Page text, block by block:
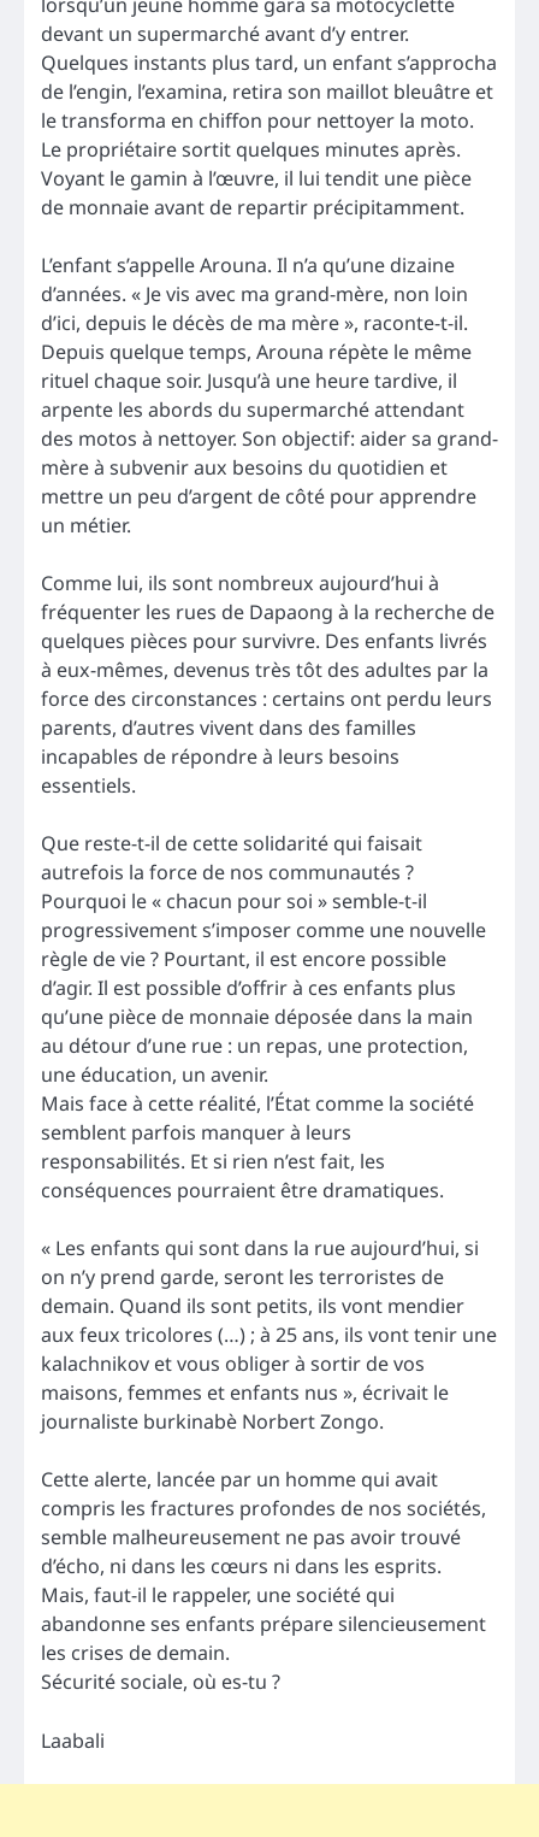
devant un supermarché avant d’y entrer.
Quelques instants plus tard, un enfant s’approcha
de l’engin, l’examina, retira son maillot bleuâtre et
le transforma en chiffon pour nettoyer la moto.
Le propriétaire sortit quelques minutes après.
Voyant le gamin à l’œuvre, il lui tendit une pièce
de monnaie avant de repartir précipitamment.
L’enfant s’appelle Arouna. Il n’a qu’une dizaine
d’années. « Je vis avec ma grand-mère, non loin
d’ici, depuis le décès de ma mère », raconte-t-il.
Depuis quelque temps, Arouna répète le même
rituel chaque soir. Jusqu’à une heure tardive, il
arpente les abords du supermarché attendant
des motos à nettoyer. Son objectif: aider sa grand-
mère à subvenir aux besoins du quotidien et
mettre un peu d’argent de côté pour apprendre
un métier.
Comme lui, ils sont nombreux aujourd’hui à
fréquenter les rues de Dapaong à la recherche de
quelques pièces pour survivre. Des enfants livrés
à eux-mêmes, devenus très tôt des adultes par la
force des circonstances : certains ont perdu leurs
parents, d’autres vivent dans des familles
incapables de répondre à leurs besoins
essentiels.
Que reste-t-il de cette solidarité qui faisait
autrefois la force de nos communautés ?
Pourquoi le « chacun pour soi » semble-t-il
progressivement s’imposer comme une nouvelle
règle de vie ? Pourtant, il est encore possible
d’agir. Il est possible d’offrir à ces enfants plus
qu’une pièce de monnaie déposée dans la main
au détour d’une rue : un repas, une protection,
une éducation, un avenir.
Mais face à cette réalité, l’État comme la société
semblent parfois manquer à leurs
responsabilités. Et si rien n’est fait, les
conséquences pourraient être dramatiques.
« Les enfants qui sont dans la rue aujourd’hui, si
on n’y prend garde, seront les terroristes de
demain. Quand ils sont petits, ils vont mendier
aux feux tricolores (…) ; à 25 ans, ils vont tenir une
kalachnikov et vous obliger à sortir de vos
maisons, femmes et enfants nus », écrivait le
journaliste burkinabè Norbert Zongo.
Cette alerte, lancée par un homme qui avait
compris les fractures profondes de nos sociétés,
semble malheureusement ne pas avoir trouvé
d’écho, ni dans les cœurs ni dans les esprits.
Mais, faut-il le rappeler, une société qui
abandonne ses enfants prépare silencieusement
les crises de demain.
Sécurité sociale, où es-tu ?
Laabali